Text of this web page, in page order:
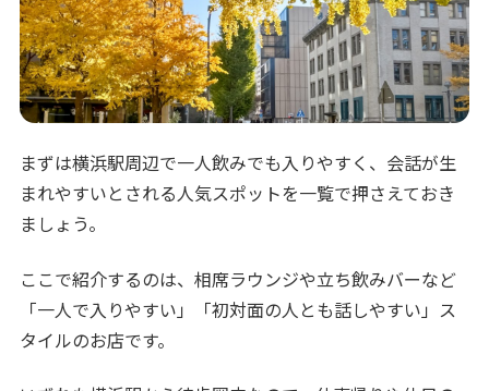
まずは横浜駅周辺で一人飲みでも入りやすく、会話が生
まれやすいとされる人気スポットを一覧で押さえておき
ましょう。
ここで紹介するのは、相席ラウンジや立ち飲みバーなど
「一人で入りやすい」「初対面の人とも話しやすい」ス
タイルのお店です。